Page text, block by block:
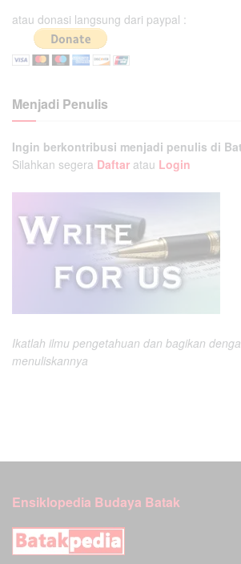
atau donasi langsung dari paypal :
Menjadi Penulis
Ingin berkontribusi menjadi penulis di
Silahkan segera Daftar atau Login
Ikatlah ilmu pengetahuan dan bagikan
menuliskannya
Ensiklopedia Budaya Batak